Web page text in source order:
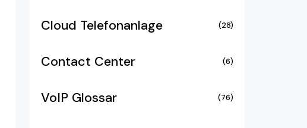
Cloud Telefonanlage (28)
Contact Center (6)
VoIP Glossar (76)